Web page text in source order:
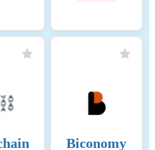
For the calculation of energy
consumptions, the so called
considered to be the central
factor for the energy
These assumptions are made
Biconomy